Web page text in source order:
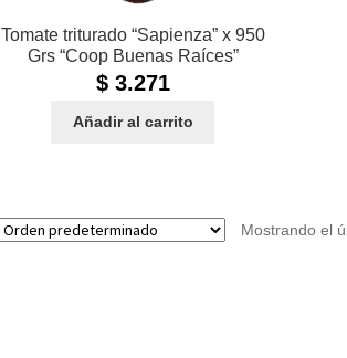
Tomate triturado “Sapienza” x 950
Grs “Coop Buenas Raíces”
$3.271
Añadir al carrito
Mostrando el